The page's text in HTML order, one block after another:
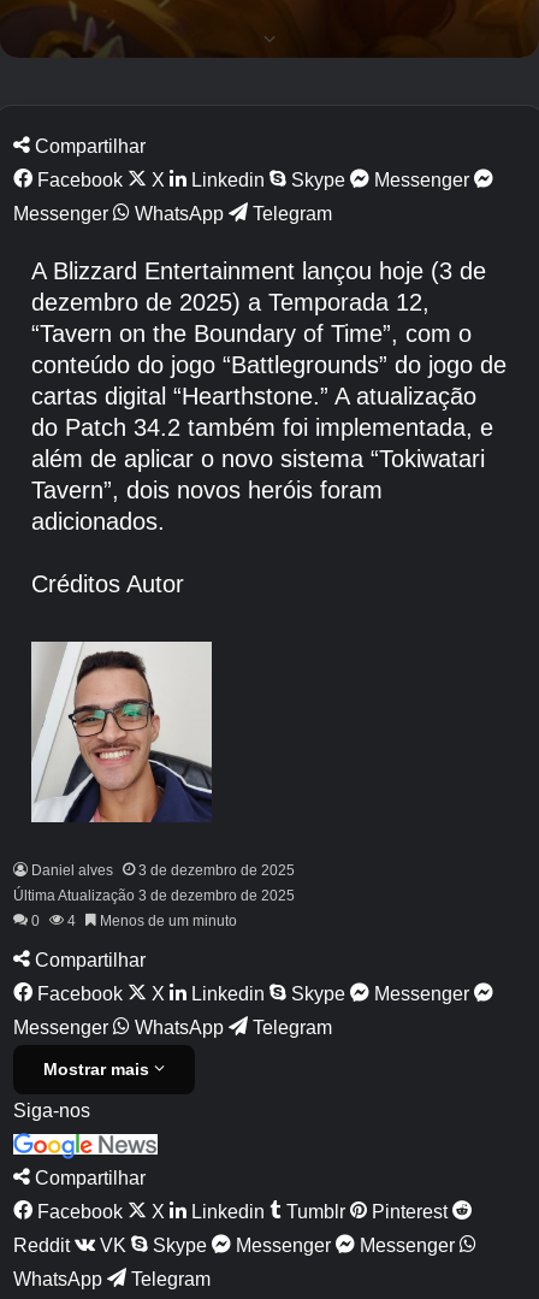
Compartilhar
Facebook
X Linkedin Skype
Messenger
Messenger
WhatsApp Telegram
A Blizzard Entertainment lançou hoje (3 de
dezembro de 2025) a Temporada 12,
“Tavern on the Boundary of Time”, com o
conteúdo do jogo “Battlegrounds” do jogo de
cartas digital “Hearthstone.” A atualização
do Patch 34.2 também foi implementada, e
além de aplicar o novo sistema “Tokiwatari
Tavern”, dois novos heróis foram
adicionados.
Créditos Autor
Daniel alves
3 de dezembro de 2025
Última Atualização 3 de dezembro de 2025
0
4 Menos de um minuto
Compartilhar
Facebook
X Linkedin Skype
Messenger
Messenger
WhatsApp Telegram
Mostrar mais
Siga-nos
Compartilhar
Facebook
X Linkedin Tumblr
Pinterest
Reddit
VK Skype Messenger
Messenger
WhatsApp
Telegram